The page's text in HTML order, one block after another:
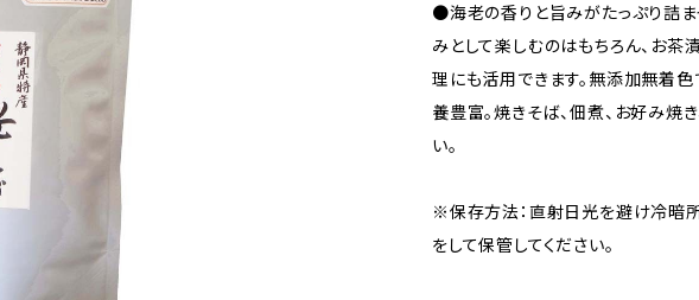
●海老の香りと旨みがたっぷり詰ま
みとして楽しむのはもちろん、お茶
理にも活用できます。無添加無着色
養豊富。焼きそば、佃煮、お好み焼
い。
※保存方法：直射日光を避け冷暗
をして保管してください。